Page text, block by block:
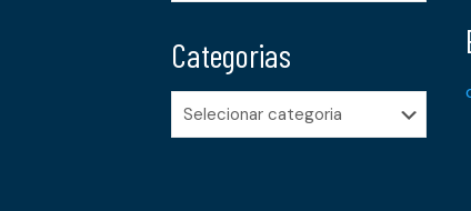
Categorias
Categorias